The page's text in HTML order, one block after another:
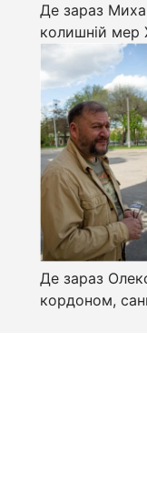
Де зараз
колишній мер
Де зараз
кордоном,